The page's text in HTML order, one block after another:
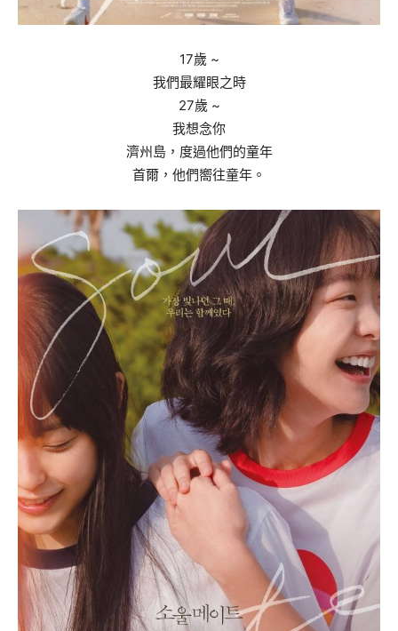
17歲 ~
我們最耀眼之時
27歲 ~
我想念你
濟州島，度過他們的童年
首爾，他們嚮往童年。